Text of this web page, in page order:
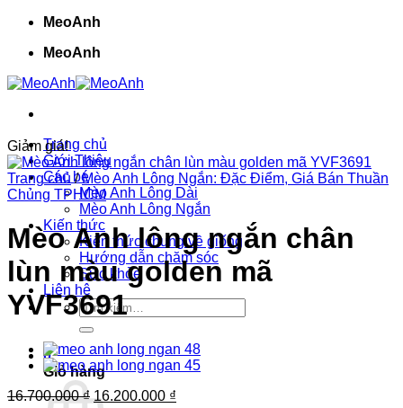
MeoAnh
MeoAnh
Trang chủ
Giới Thiệu
Các bé
Mèo Anh Lông Dài
Mèo Anh Lông Ngắn
Kiến thức
Kiến thức chung về giống
Hướng dẫn chăm sóc
Sức khỏe
Liên hệ
Tìm
kiếm:
0
Giỏ hàng
Giảm giá!
Trang chủ / Mèo Anh Lông Ngắn: Đặc Điểm, Giá Bán Thuần
Chủng TPHCM
Mèo Anh lông ngắn chân
lùn màu golden mã
YVF3691
16.700.000₫ Giá
16.200.000 ₫